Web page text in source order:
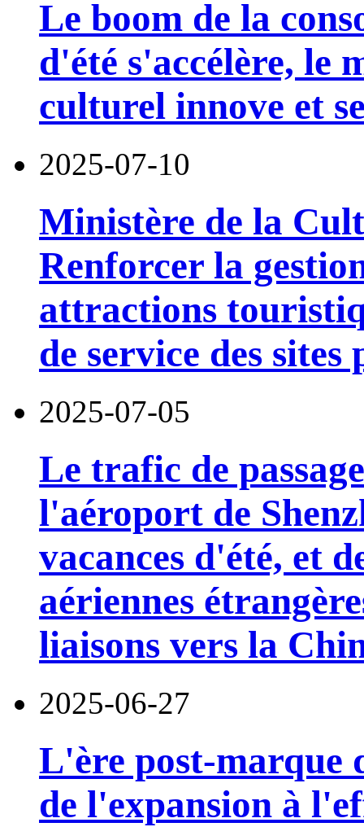
Le boom de la
d'été s'accélère, le
culturel innove et
2025-07-10
Ministère de la
Renforcer la
attractions
de service des sites
2025-07-05
Le trafic de
l'aéroport de
vacances d'été, et
aériennes
liaisons vers la
2025-06-27
L'ère post-marque
de l'expansion à